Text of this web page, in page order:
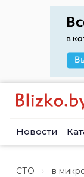
Новости
СТО в